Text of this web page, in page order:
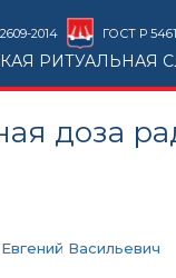
2014 ГОСТ Р
РИТУАЛЬНАЯ
доза
Васильевич